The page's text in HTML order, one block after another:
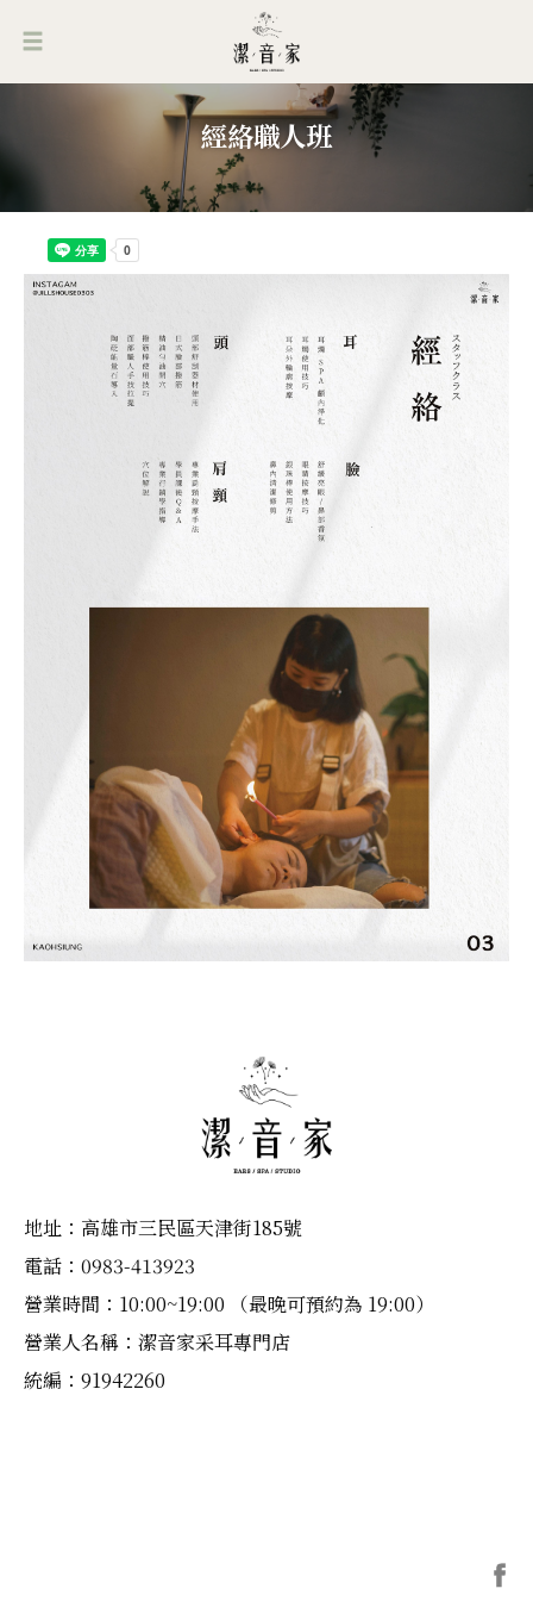
經絡職人班
地址：高雄市三民區天津街185號
電話： 0983-413923
營業時間：10:00~19:00
（最晚可預約為 19:00）
營業人名稱：潔音家采耳專門店
統編：91942260